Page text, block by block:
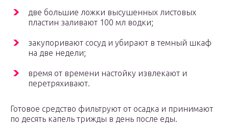
две большие ложки высушенных листовых
пластин заливают 100 мл водки;
закупоривают сосуд и убирают в темный шкаф
на две недели;
время от времени настойку извлекают и
перетряхивают.
Готовое средство фильтруют от осадка и принимают
по десять капель трижды в день после еды.